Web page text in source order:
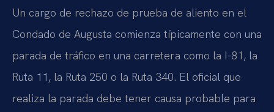
Un cargo de rechazo de prueba de aliento en el
Condado de Augusta comienza típicamente con una
parada de tráfico en una carretera como la I-81, la
Ruta 11, la Ruta 250 o la Ruta 340. El oficial que
realiza la parada debe tener causa probable para